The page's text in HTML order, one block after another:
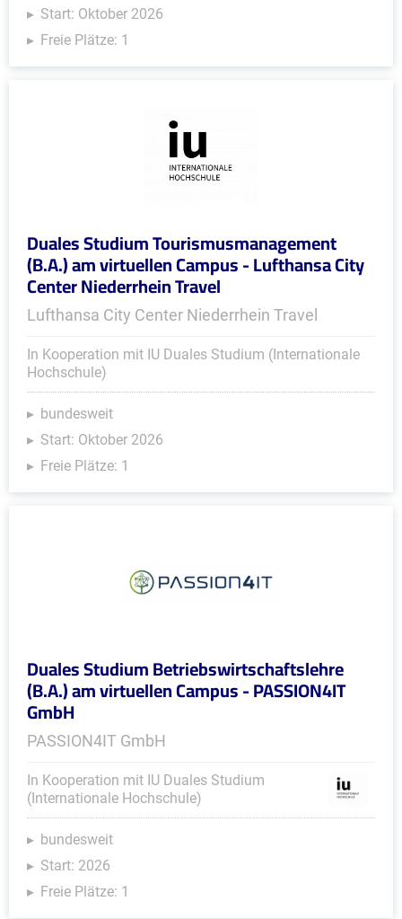
Start: Oktober 2026
Freie Plätze: 1
Duales Studium Tourismusmanagement
(B.A.) am virtuellen Campus - Lufthansa City
Center Niederrhein Travel
Lufthansa City Center Niederrhein Travel
In Kooperation mit IU Duales Studium (Internationale
Hochschule)
bundesweit
Start: Oktober 2026
Freie Plätze: 1
Duales Studium Betriebswirtschaftslehre
(B.A.) am virtuellen Campus - PASSION4IT
GmbH
PASSION4IT GmbH
In Kooperation mit IU Duales Studium
(Internationale Hochschule)
bundesweit
Start: 2026
Freie Plätze: 1